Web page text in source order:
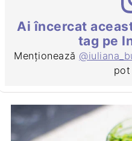
Ai încercat
tag pe
Menționează
pot